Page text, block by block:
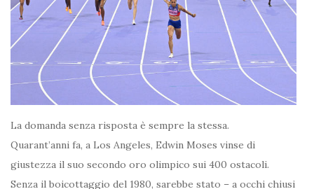
La domanda senza risposta è sempre la stessa.
Quarant’anni fa, a Los Angeles, Edwin Moses vinse di
giustezza il suo secondo oro olimpico sui 400 ostacoli.
Senza il boicottaggio del 1980, sarebbe stato – a occhi chiusi